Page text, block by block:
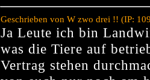
Geschrieben von W zwo drei !! (IP:
Ja Leute ich bin
was die Tiere auf
Vertrag stehen